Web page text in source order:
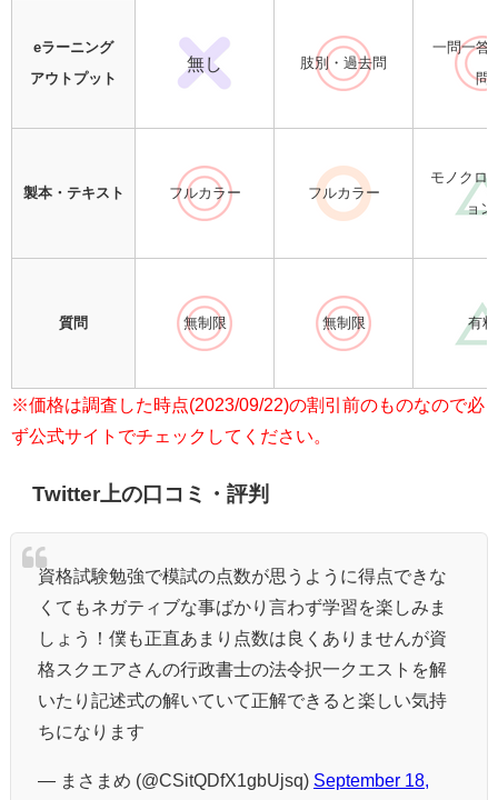
eラーニング
アウトプット
無し 肢別・過去問
一問一答
問
製本・テキスト フルカラー フルカラー
モノクロ(
ョン)
質問 無制限 無制限 有料
※価格は調査した時点(2023/09/22)の割引前のものなので必
ず公式サイトでチェックしてください。
Twitter上の口コミ・評判
資格試験勉強で模試の点数が思うように得点できな
くてもネガティブな事ばかり言わず学習を楽しみま
しょう！僕も正直あまり点数は良くありませんが資
格スクエアさんの行政書士の法令択一クエストを解
いたり記述式の解いていて正解できると楽しい気持
ちになります
— まさまめ (@CSitQDfX1gbUjsq) September 18,